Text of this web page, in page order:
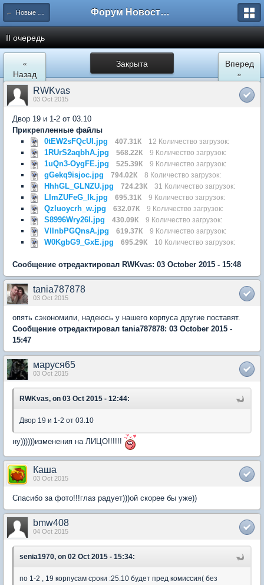
← Новые Водники Форум Новостройки
II очередь
Закрыта
«
Назад
Вперед
»
RWKvas
03 Oct 2015
Двор 19 и 1-2 от 03.10
Прикрепленные файлы
0tEW2sFQcUI.jpg
407.31К 12 Количество загрузок:
1RUrS2aqbhA.jpg 568.22К 9 Количество загрузок:
1uQn3-OygFE.jpg 525.39К 9 Количество загрузок:
gGekq9isjoc.jpg 794.02К 8 Количество загрузок:
HhhGL_GLNZU.jpg 724.23К 31 Количество загрузок:
LImZUFeG_Ik.jpg 695.31К 9 Количество загрузок:
Qzluoycrh_w.jpg 632.07К 9 Количество загрузок:
S8996Wry26I.jpg 430.09К 9 Количество загрузок:
VllnbPGQnsA.jpg 619.37К 9 Количество загрузок:
W0KgbG9_GxE.jpg 695.29К 10 Количество загрузок:
Сообщение отредактировал RWKvas: 03 October 2015 - 15:48
tania787878
03 Oct 2015
опять сэкономили, надеюсь у нашего корпуса другие поставят.
Сообщение отредактировал tania787878: 03 October 2015 -
15:47
маруся65
03 Oct 2015
RWKvas, on 03 Oct 2015 - 12:44:
Двор 19 и 1-2 от 03.10
ну))))))изменения на ЛИЦО!!!!!!
Каша
03 Oct 2015
Спасибо за фото!!!глаз радует)))ой скорее бы уже))
bmw408
04 Oct 2015
senia1970, on 02 Oct 2015 - 15:34:
по 1-2 , 19 корпусам сроки :25.10 будет пред комиссия( без